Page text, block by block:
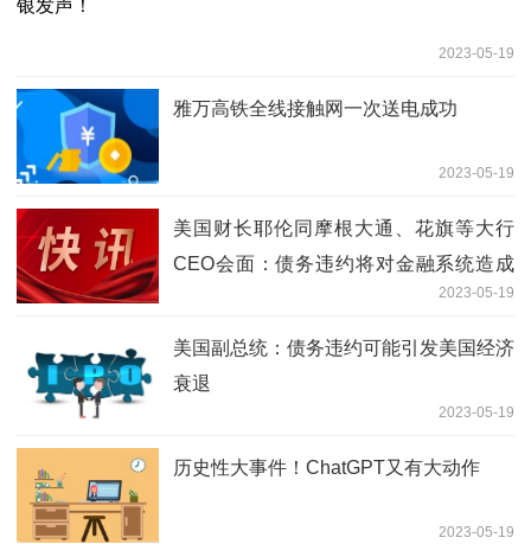
2023-05-19
雅万高铁全线接触网一次送电成功
2023-05-19
美国财长耶伦同摩根大通、花旗等大行
CEO会面：债务违约将对金融系统造成
2023-05-19
美国副总统：债务违约可能引发美国经济
衰退
2023-05-19
历史性大事件！ChatGPT又有大动作
2023-05-19